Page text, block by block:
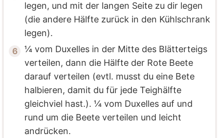
legen, und mit der langen Seite zu dir legen
(die andere Hälfte zurück in den Kühlschrank
legen).
¼ vom Duxelles in der Mitte des Blätterteigs
verteilen, dann die Hälfte der Rote Beete
darauf verteilen (evtl. musst du eine Bete
halbieren, damit du für jede Teighälfte
gleichviel hast.). ¼ vom Duxelles auf und
rund um die Beete verteilen und leicht
andrücken.